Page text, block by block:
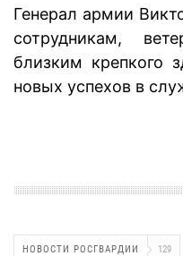
Генерал армии
сотрудникам,
близким крепкого
новых успехов в
НОВОСТИ РОСГВАРДИИ 129